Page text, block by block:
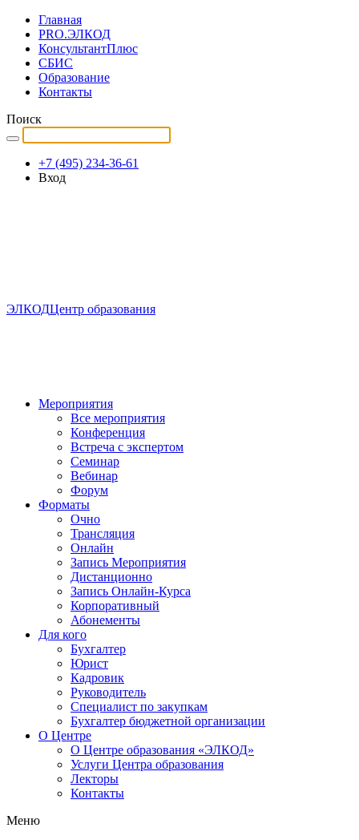
Главная
PRO.ЭЛКОД
КонсультантПлюс
СБИС
Образование
Контакты
Поиск
+7 (495) 234-36-61
Вход
ЭЛКОДЦентр образования
Мероприятия
Все мероприятия
Конференция
Встреча с экспертом
Семинар
Вебинар
Форум
Форматы
Очно
Трансляция
Онлайн
Запись Мероприятия
Дистанционно
Запись Онлайн-Курса
Корпоративный
Абонементы
Для кого
Бухгалтер
Юрист
Кадровик
Руководитель
Специалист по закупкам
Бухгалтер бюджетной организации
О Центре
О Центре образования «ЭЛКОД»
Услуги Центра образования
Лекторы
Контакты
Меню